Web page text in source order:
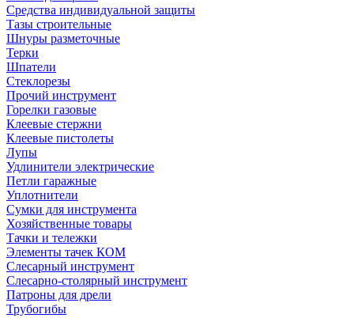
Средства индивидуальной защиты
Тазы строительные
Шнуры разметочные
Терки
Шпатели
Стеклорезы
Прочий инструмент
Горелки газовые
Клеевые стержни
Клеевые пистолеты
Лупы
Удлинители электрические
Петли гаражные
Уплотнители
Сумки для инструмента
Хозяйственные товары
Тачки и тележки
Элементы тачек КОМ
Слесарный инструмент
Слесарно-столярный инструмент
Патроны для дрели
Трубогибы